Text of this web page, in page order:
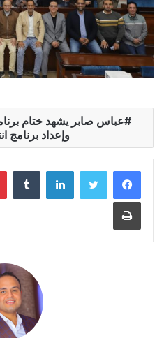
عباس صابر يشهد ختام
وإعداد برنامج
لينكدإن
طباعة